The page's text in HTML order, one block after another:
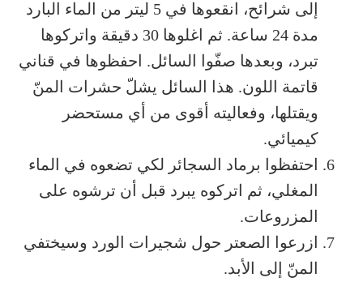
إلى شرائح، انقعوها في 5 ليتر من الماء البارد
مدة 24 ساعة. ثم اغلوها 30 دقيقة واتركوها
تبرد، وبعدها صفّوا السائل. احفظوها في قناني
قاتمة اللون. هذا السائل يشلّ حشرات المنّ
ويقتلها، وفعاليته أقوى من أي مستحضر
كيميائي.
احتفظوا برماد السجائر لكي تضعوه في الماء
المغلي، ثم اتركوه يبرد قبل أن ترشوه على
المزروعات.
ازرعوا الصعتر حول شجيرات الورد وسيختفي
المنّ إلى الأبد.